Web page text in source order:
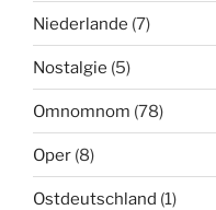
Niederlande (7)
Nostalgie (5)
Omnomnom (78)
Oper (8)
Ostdeutschland (1)